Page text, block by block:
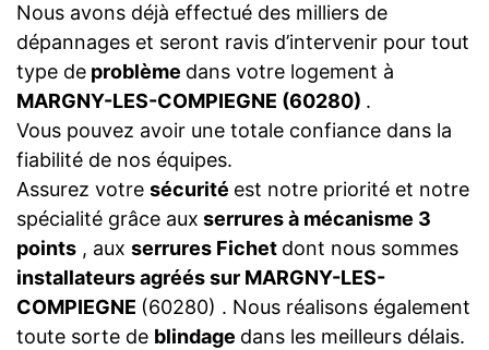
Nous avons déjà effectué des milliers de
dépannages et seront ravis d’intervenir pour tout
type de problème dans votre logement à
MARGNY-LES-COMPIEGNE (60280) .
Vous pouvez avoir une totale confiance dans la
fiabilité de nos équipes.
Assurez votre sécurité est notre priorité et notre
spécialité grâce aux serrures à mécanisme 3
points , aux serrures Fichet dont nous sommes
installateurs agréés sur MARGNY-LES-
COMPIEGNE (60280) . Nous réalisons également
toute sorte de blindage dans les meilleurs délais.